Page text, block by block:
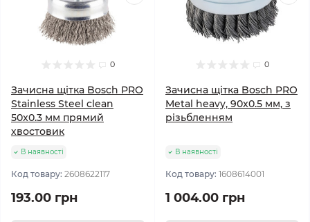
0
Зачисна щітка Bosch PRO
Stainless Steel clean
50x0.3 мм прямий
хвостовик
В наявності
Код товару: 2608622117
193.00 грн
0
Зачисна щітка Bosch PRO
Metal heavy, 90x0.5 мм, з
різьбленням
В наявності
Код товару: 1608614001
1 004.00 грн